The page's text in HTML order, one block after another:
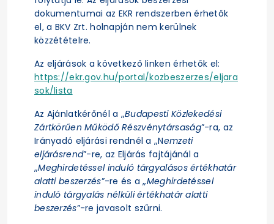
dokumentumai az EKR rendszerben érhetők
el, a BKV Zrt. holnapján nem kerülnek
közzétételre.
Az eljárások a következő linken érhetők el:
https://ekr.gov.hu/portal/kozbeszerzes/eljara
sok/lista
Az Ajánlatkérőnél a „Budapesti Közlekedési
Zártkörűen Működő Részvénytársaság”-ra, az
Irányadó eljárási rendnél a „Nemzeti
eljárásrend”-re, az Eljárás fajtájánál a
„Meghirdetéssel induló tárgyalásos értékhatár
alatti beszerzés”-re és a „Meghirdetéssel
induló tárgyalás nélküli értékhatár alatti
beszerzés”-re javasolt szűrni.